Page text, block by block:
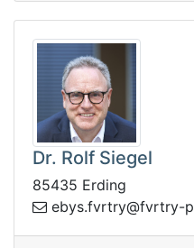
Dr. Rolf Siegel
85435 Erding
p-yrtrvf@yrtrvf.sybe